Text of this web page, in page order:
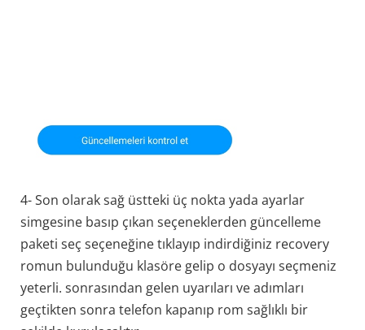
4- Son olarak sağ üstteki üç nokta yada ayarlar
simgesine basıp çıkan seçeneklerden güncelleme
paketi seç seçeneğine tıklayıp indirdiğiniz recovery
romun bulunduğu klasöre gelip o dosyayı seçmeniz
yeterli. sonrasından gelen uyarıları ve adımları
geçtikten sonra telefon kapanıp rom sağlıklı bir